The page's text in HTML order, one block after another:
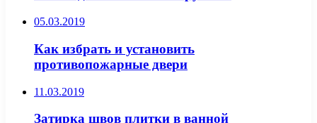
05.03.2019
Как избрать и установить
противопожарные двери
11.03.2019
Затирка швов плитки в ванной